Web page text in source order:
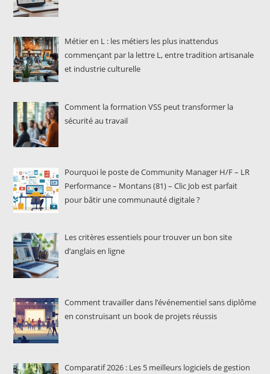
Métier en L : les métiers les plus inattendus
commençant par la lettre L, entre tradition artisanale
et industrie culturelle
Comment la formation VSS peut transformer la
sécurité au travail
Pourquoi le poste de Community Manager H/F – LR
Performance – Montans (81) – Clic Job est parfait
pour bâtir une communauté digitale ?
Les critères essentiels pour trouver un bon site
d’anglais en ligne
Comment travailler dans l’événementiel sans diplôme
en construisant un book de projets réussis
Comparatif 2026 : Les 5 meilleurs logiciels de gestion